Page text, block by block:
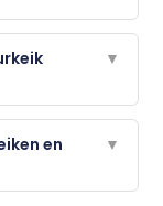
▼
en
▼